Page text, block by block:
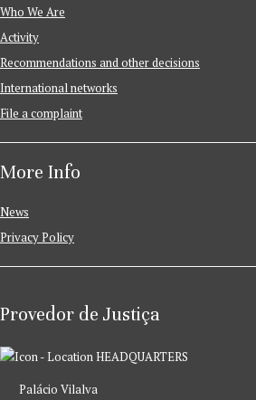
Who We Are
Activity
Recommendations and other decisions
International networks
File a complaint
More Info
News
Privacy Policy
Provedor de Justiça
HEADQUARTERS
Palácio Vilalva